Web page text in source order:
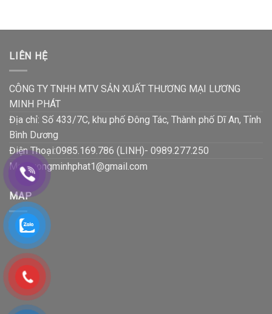
LIÊN HỆ
CÔNG TY TNHH MTV SẢN XUẤT THƯƠNG MẠI LƯƠNG
MINH PHÁT
Địa chỉ: Số 433/7C, khu phố Đông Tác, Thành phố Dĩ An, Tỉnh
Bình Dương
Điện Thoại:0985.169.786 (LINH)- 0989.277.250
Mail:luongminhphat1@gmail.com
MAP